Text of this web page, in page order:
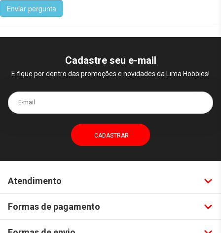
Enviar pergunta
Cadastre seu e-mail
E fique por dentro das promoções e novidades da Lima Hobbies!
E-mail
Atendimento
Formas de pagamento